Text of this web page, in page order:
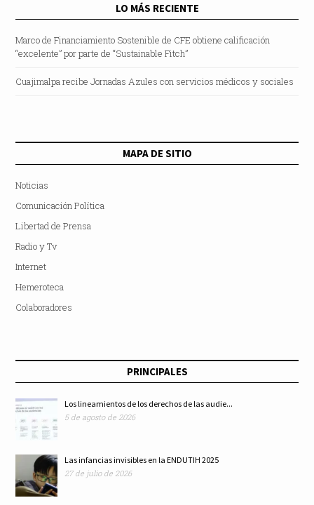
LO MÁS RECIENTE
Marco de Financiamiento Sostenible de CFE obtiene calificación
“excelente” por parte de “Sustainable Fitch”
Cuajimalpa recibe Jornadas Azules con servicios médicos y sociales
MAPA DE SITIO
Noticias
Comunicación Política
Libertad de Prensa
Radio y Tv
Internet
Hemeroteca
Colaboradores
PRINCIPALES
Los lineamientos de los derechos de las audie...
5 de agosto de 2026
Las infancias invisibles en la ENDUTIH 2025
27 de julio de 2026